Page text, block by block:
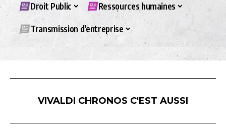
Droit Public Ressources humaines
Transmission d’entreprise
VIVALDI CHRONOS C'EST AUSSI